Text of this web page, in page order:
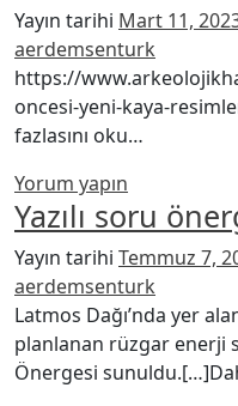
Yayın tarihi Mart 11,
aerdemsenturk
https://
oncesi-yeni-kaya-
fazlasını oku…
Yorum yapın
Yazılı soru
Yayın tarihi Temmuz 7,
aerdemsenturk
Latmos Dağı’nda yer
planlanan rüzgar enerji
Önergesi